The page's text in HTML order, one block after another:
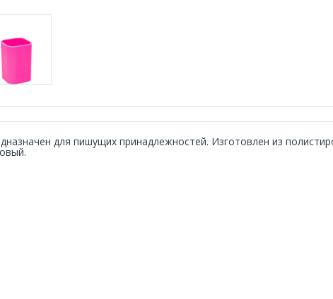
для пишущих принадлежностей. Изготовлен из